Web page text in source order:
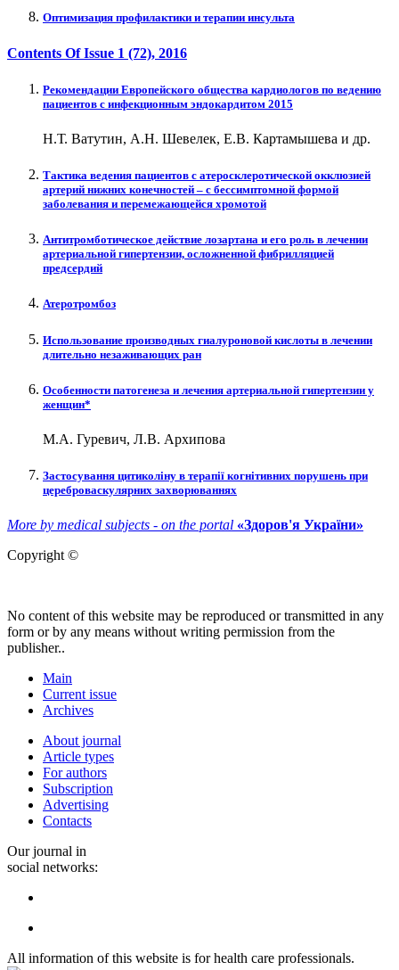
Оптимизация профилактики и терапии инсульта
Contents Of Issue 1 (72), 2016
Рекомендации Европейского общества кардиологов по ведению
пациентов с инфекционным эндокардитом 2015
Н.Т. Ватутин, А.Н. Шевелек, Е.В. Картамышева и др.
Тактика ведения пациентов с атеросклеротической окклюзией
артерий нижних конечностей – с бессимптомной формой
заболевания и перемежающейся хромотой
Антитромботическое действие лозартана и его роль в лечении
артериальной гипертензии, осложненной фибрилляцией
предсердий
Атеротромбоз
Использование производных гиалуроновой кислоты в лечении
длительно незаживающих ран
Особенности патогенеза и лечения артериальной гипертензии у
женщин*
М.А. Гуревич, Л.В. Архипова
Застосування цитиколіну в терапії когнітивних порушень при
цереброваскулярних захворюваннях
More by medical subjects - on the portal «Здоров'я України»
Copyright ©
No content of this website may be reproduced or transmitted in any
form or by any means without writing permission from the
publisher..
Main
Current issue
Archives
About journal
Article types
For authors
Subscription
Advertising
Contacts
Our journal in
social networks:
All information of this website is for health care professionals.